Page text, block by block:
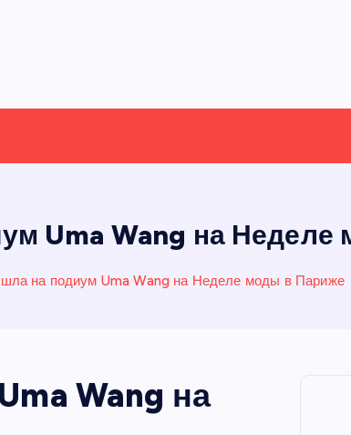
Uma Wang на
на подиум Uma Wang на Неделе моды в Париже
Wang на